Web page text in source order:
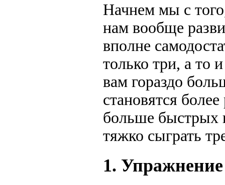
Начнем мы с
нам вообще
вполне
только три, а то
вам гораздо
становятся
больше быстрых
тяжко сыграть
1.